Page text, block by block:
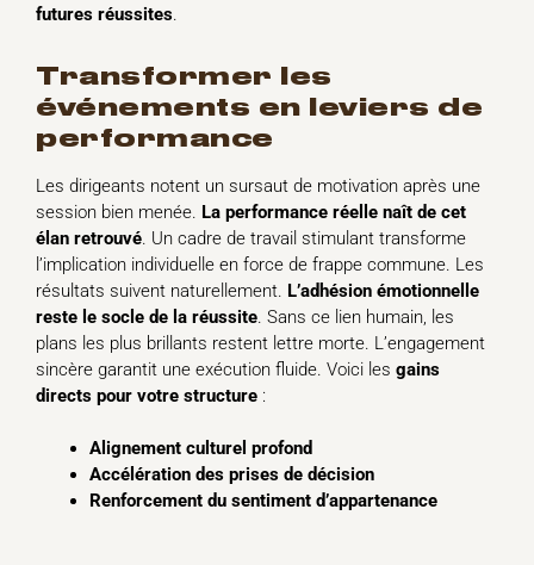
futures réussites.
transformer les
événements en leviers de
performance
Les dirigeants notent un sursaut de motivation après une
session bien menée. La performance réelle naît de cet
élan retrouvé. Un cadre de travail stimulant transforme
l’implication individuelle en force de frappe commune. Les
résultats suivent naturellement. L’adhésion émotionnelle
reste le socle de la réussite. Sans ce lien humain, les
plans les plus brillants restent lettre morte. L’engagement
sincère garantit une exécution fluide. Voici les gains
directs pour votre structure :
Alignement culturel profond
Accélération des prises de décision
Renforcement du sentiment d’appartenance